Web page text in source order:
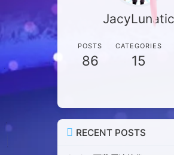
JacyLunatic
POSTS
86
CATEGORIES
15
RECENT POSTS